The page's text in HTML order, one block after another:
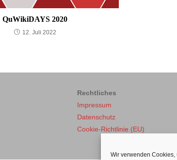
Wir verwenden
QuWikiDAYS 2020
12. Juli 2022
Rechtliches
Impressum
Datenschutz
Cookie-Richtlinie (EU)